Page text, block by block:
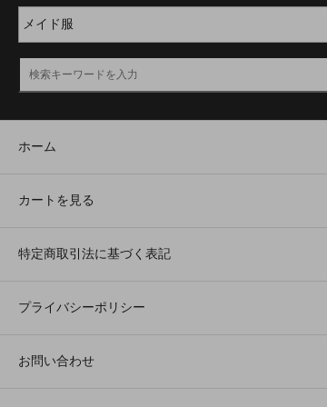
ホーム
カートを見る
特定商取引法に基づく表記
プライバシーポリシー
お問い合わせ